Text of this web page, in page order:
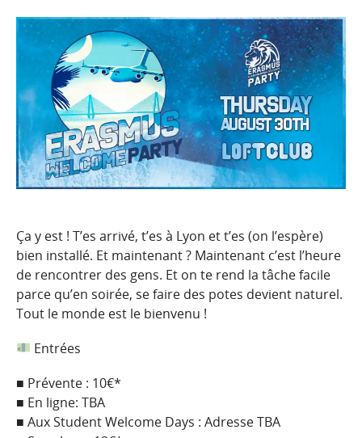
Ça y est ! T’es arrivé, t’es à Lyon et t’es (on l’espère)
bien installé. Et maintenant ? Maintenant c’est l’heure
de rencontrer des gens. Et on te rend la tâche facile
parce qu’en soirée, se faire des potes devient naturel.
Tout le monde est le bienvenu !
Entrées
■ Prévente : 10€*
■ En ligne: TBA
■ Aux Student Welcome Days : Adresse TBA